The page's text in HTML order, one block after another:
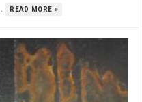
READ MORE »